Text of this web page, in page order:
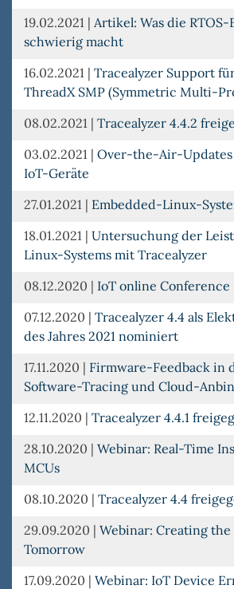
19.02.2021 | Artikel: Was die
schwierig macht
16.02.2021 | Tracealyzer Support
ThreadX SMP (Symmetric Multi-
08.02.2021 | Tracealyzer 4.4.2
03.02.2021 | Over-the-Air-
IoT-Geräte
27.01.2021 | Embedded-Linux-
18.01.2021 | Untersuchung der
Linux-Systems mit Tracealyzer
08.12.2020 | IoT online Conference
07.12.2020 | Tracealyzer 4.4 als
des Jahres 2021 nominiert
17.11.2020 | Firmware-Feedback in
Software-Tracing und Cloud-
12.11.2020 | Tracealyzer 4.4.1
28.10.2020 | Webinar: Real-Time
MCUs
08.10.2020 | Tracealyzer 4.4
29.09.2020 | Webinar: Creating the
Tomorrow
17.09.2020 | Webinar: IoT Device